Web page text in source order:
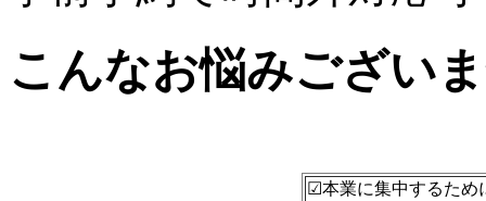
こんなお悩みござい
☑本業に集中するため